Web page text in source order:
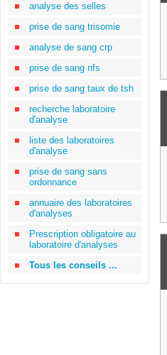
analyse des selles
prise de sang trisomie
analyse de sang crp
prise de sang nfs
prise de sang taux de tsh
recherche laboratoire
d'analyse
liste des laboratoires
d'analyse
prise de sang sans
ordonnance
annuaire des laboratoires
d'analyses
Prescription obligatoire au
laboratoire d'analyses
Tous les conseils ...